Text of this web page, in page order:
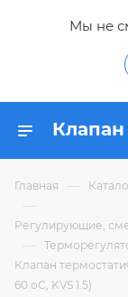
Мы не
Главная —
—
Регулирующие,
—
Клапан
60 оС, KVS 1.5)